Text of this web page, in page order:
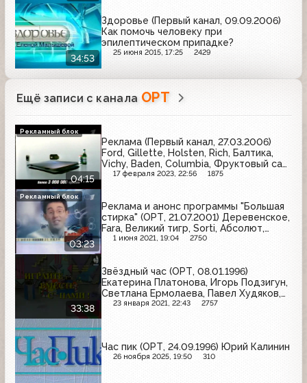
34:53
Здоровье (Первый канал, 09.09.2006)
Как помочь человеку при
эпилептическом припадке?
25 июня 2015, 17:25 2429
Ещё записи с канала ОРТ
04:15
Реклама (Первый канал, 27.03.2006)
Ford, Gillette, Holsten, Rich, Балтика,
Vichy, Baden, Columbia, Фруктовый сад,
Toyota
17 февраля 2023, 22:56 1875
Рекламный блок
03:23
Реклама и анонс программы "Большая
стирка" (ОРТ, 21.07.2001) Деревенское,
Fara, Великий тигр, Sorti, Абсолют,
Супер-Система-Шесть, Миф, Быстров,
1 июня 2021, 19:04 2750
Рекламный блок
33:38
Звёздный час (ОРТ, 08.01.1996)
Екатерина Платонова, Игорь Подзигун,
Светлана Ермолаева, Павел Худяков,
Юлия Любимова, Денис Волков
23 января 2021, 22:43 2757
Час пик (ОРТ, 24.09.1996) Юрий Калинин
26 ноября 2025, 19:50 310